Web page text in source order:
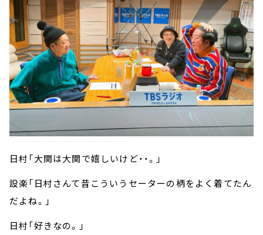
日村「大関は大関で嬉しいけど・・。」
設楽「日村さんて昔こういうセーターの柄をよく着てたん
だよね。」
日村「好きなの。」